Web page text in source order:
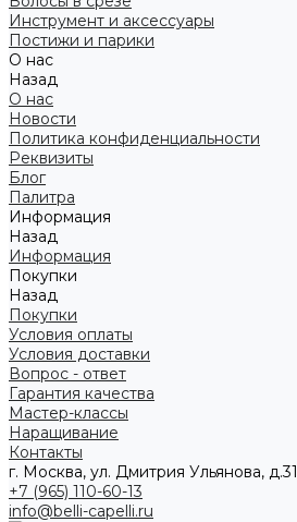
Инструмент и аксессуары
Постижи и парики
О нас
Назад
О нас
Новости
Политика конфиденциальности
Реквизиты
Блог
Палитра
Информация
Назад
Информация
Покупки
Назад
Покупки
Условия оплаты
Условия доставки
Вопрос - ответ
Гарантия качества
Мастер-классы
Наращивание
Контакты
г. Москва, ул. Дмитрия Ульянова, д.31
+7 (965) 110-60-13
info@belli-capelli.ru